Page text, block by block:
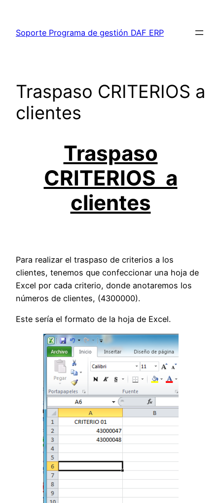
contenido
Soporte Programa de gestión DAF ERP
Traspaso CRITERIOS a
clientes
Traspaso
CRITERIOS a
clientes
Para realizar el traspaso de criterios a los
clientes, tenemos que confeccionar una hoja de
Excel por cada criterio, donde anotaremos los
números de clientes, (4300000).
Este sería el formato de la hoja de Excel.